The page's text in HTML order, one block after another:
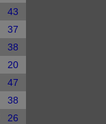
43
37
38
20
47
38
26